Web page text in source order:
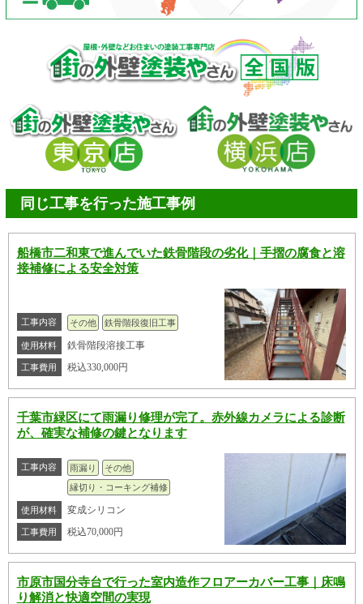
同じ工事を行った施工事例
船橋市二和東で進んでいた鉄骨階段の劣化｜手摺の腐食と溶
接補修による安全対策
工事内容 その他 鉄骨階段復旧工事
使用材料 鉄骨階段溶接工事
工事費用 税込330,000円
千葉市緑区にて雨漏り修理が完了。赤外線カメラによる診断
が、確実な補修の鍵となります
工事内容 雨漏り
その他
縁切り・コーキング補修
使用材料 変成シリコン
工事費用 税込70,000円
市原市国分寺台で行った室内造作フロアーカバー工事｜床鳴
り解消と快適空間の実現